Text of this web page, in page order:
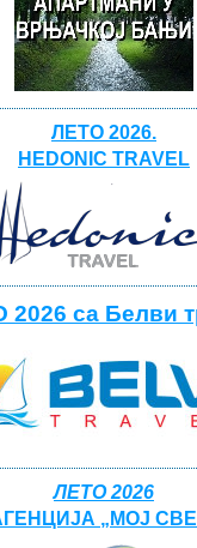
ЛЕТО 2026.
HEDONIC TRAVEL
2026 са Белви
ЛЕТО 2026
„МОЈ